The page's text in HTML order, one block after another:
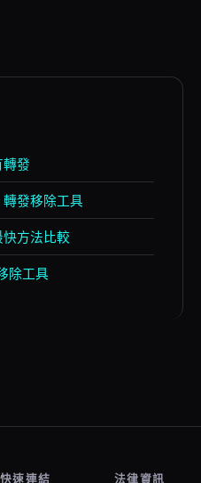
發
發移除工具
方法比較
除工具
快速連結 法律資訊